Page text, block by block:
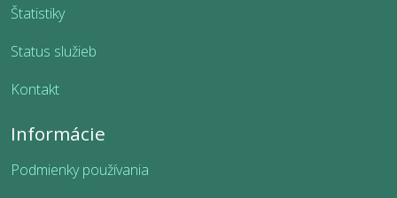
Štatistiky
Status služieb
Kontakt
Informácie
Podmienky používania